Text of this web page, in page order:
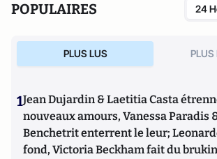
POPULAIRES 24
PLUS LUS PLUS
1Jean Dujardin & Laetitia Casta
nouveaux amours, Vanessa Paradis
Benchetrit enterrent le leur;
fond, Victoria Beckham fait du